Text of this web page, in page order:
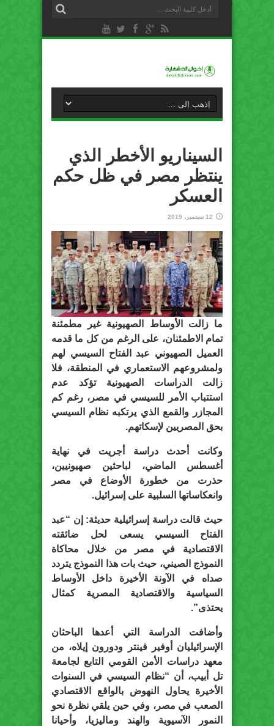
السيناريو الأخطر الذي
ينتظر مصر في ظل حكم
العسكر
12 سبتمبر، 2019
ما زالت الأوساط الصهيونية غير مطمئنة
تمام الاطمئنان، على الرغم من كل ما قدمه
العميل الصهيوني عبد الفتاح السيسي لهم
ولمشروعهم الاستعماري في المنطقة، فلا
زالت الدراسات الصهيونية تؤكد عدم
استتباب الأمر للسيسي في مصر، رغم كم
المجازر والقمع الذي يرتكبه نظام السيسي
بحق المصريين لإسكاتهم.
وكانت أحدث دراسة أجريت في نهاية
أغسطس الماضي، لباحثين صهيونيين،
حذرت من خطورة الأوضاع في مصر
وانعكاساتها السلبية على إسرائيل.
حيث قالت دراسة إسرائيلية حديثة: إن “عبد
الفتاح السيسي يسعى لحل ضائقته
الاقتصادية في مصر من خلال محاكاة
النموذج الصيني، حيث بات هذا النموذج يتردد
صداه في الآونة الأخيرة داخل الأوساط
السياسية والاقتصادية المصرية كمثال
يحتذى”.
وأضافت الدراسة التي أعدها الباحثان
الإسرائيليان أوفير فينتر ودورون إيلاه، من
معهد دراسات الأمن القومي التابع لجامعة
تل أبيب، أن “نظام السيسي في السنوات
الأخيرة يحاول النهوض بالواقع الاقتصادي
الصعب في مصر، وفي حين يلقي نظرة نحو
النمور الآسيوية والهند وماليزيا، وأحيانا